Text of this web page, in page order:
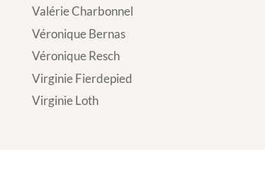
Valérie Charbonnel
Véronique Bernas
Véronique Resch
Virginie Fierdepied
Virginie Loth